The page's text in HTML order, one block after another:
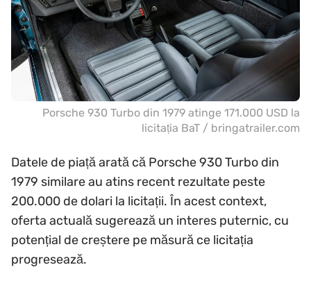
Porsche 930 Turbo din 1979 atinge 171.000 USD la
licitația BaT / bringatrailer.com
Datele de piață arată că Porsche 930 Turbo din
1979 similare au atins recent rezultate peste
200.000 de dolari la licitații. În acest context,
oferta actuală sugerează un interes puternic, cu
potențial de creștere pe măsură ce licitația
progresează.